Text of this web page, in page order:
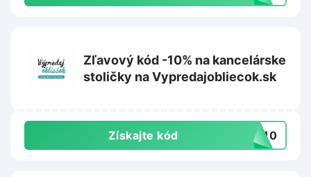
Zľavový kód -10% na kancelárske
stoličky na Vypredajobliecok.sk
Získajte kód IA10